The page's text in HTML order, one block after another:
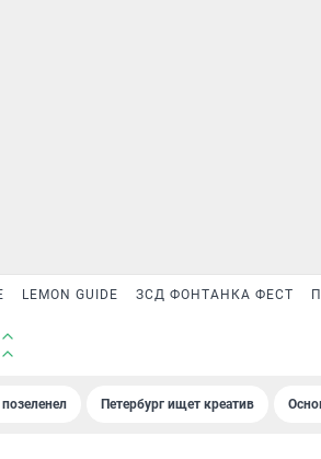
LEMON GUIDE ЗСД ФОНТАНКА ФЕСТ
Петербург ищет креатив